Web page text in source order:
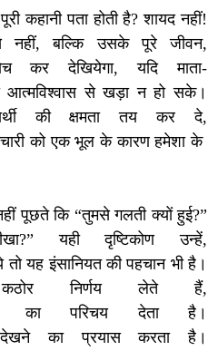
कहानी पता होती है? शायद नहीं!
नहीं, बल्कि उसके पूरे जीवन,
कर देखियेगा, यदि माता-
से खड़ा न हो सके।
की क्षमता तय कर दे,
को एक भूल के कारण हमेशा के
पूछते कि “तुमसे गलती क्यों हुई?”
यही दृष्टिकोण उन्हें,
यह इंसानियत की पहचान भी है।
निर्णय लेते हैं,
का परिचय देता है।
का प्रयास करता है।